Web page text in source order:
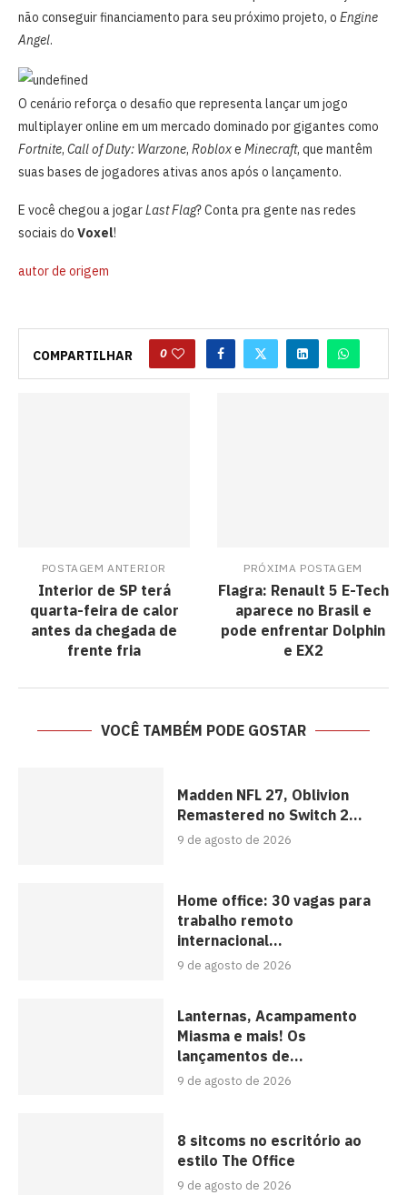
não conseguir financiamento para seu próximo projeto, o Engine
Angel.
O cenário reforça o desafio que representa lançar um jogo
multiplayer online em um mercado dominado por gigantes como
Fortnite, Call of Duty: Warzone, Robloxe Minecraft, que mantêm
suas bases de jogadores ativas anos após o lançamento.
E você chegou a jogarLast Flag? Conta pra gente nas redes
sociais do Voxel!
autor de origem
COMPARTILHAR 0
POSTAGEM ANTERIOR
Interior de SP terá
quarta-feira de calor
antes da chegada de
frente fria
PRÓXIMA POSTAGEM
Flagra: Renault 5 E-Tech
aparece no Brasil e
pode enfrentar Dolphin
e EX2
VOCÊ TAMBÉM PODE GOSTAR
Madden NFL 27, Oblivion
Remastered no Switch 2...
9 de agosto de 2026
Home office: 30 vagas para
trabalho remoto
internacional...
9 de agosto de 2026
Lanternas, Acampamento
Miasma e mais! Os
lançamentos de...
9 de agosto de 2026
8 sitcoms no escritório ao
estilo The Office
9 de agosto de 2026